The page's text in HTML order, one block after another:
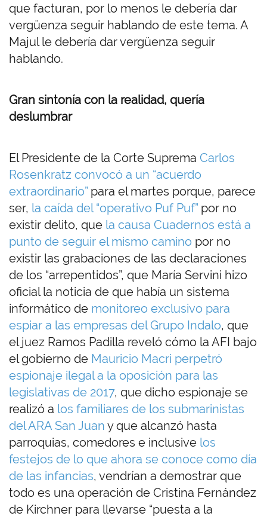
que facturan, por lo menos le debería dar
vergüenza seguir hablando de este tema. A
Majul le debería dar vergüenza seguir
hablando.
Gran sintonía con la realidad, quería
deslumbrar
El Presidente de la Corte Suprema Carlos
Rosenkratz convocó a un “acuerdo
extraordinario” para el martes porque, parece
ser, la caída del “operativo Puf Puf” por no
existir delito, que la causa Cuadernos está a
punto de seguir el mismo camino por no
existir las grabaciones de las declaraciones
de los “arrepentidos”, que María Servini hizo
oficial la noticia de que había un sistema
informático de monitoreo exclusivo para
espiar a las empresas del Grupo Indalo, que
el juez Ramos Padilla reveló cómo la AFI bajo
el gobierno de Mauricio Macri perpetró
espionaje ilegal a la oposición para las
legislativas de 2017, que dicho espionaje se
realizó a los familiares de los submarinistas
del ARA San Juan y que alcanzó hasta
parroquias, comedores e inclusive los
festejos de lo que ahora se conoce como día
de las infancias, vendrían a demostrar que
todo es una operación de Cristina Fernández
de Kirchner para llevarse “puesta a la